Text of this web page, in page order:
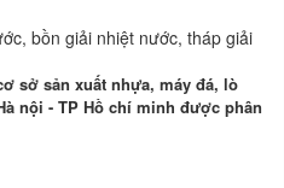
bồn giải nhiệt nước, tháp giải
sở sản xuất nhựa, máy đá, lò
nội - TP Hồ chí minh được phân